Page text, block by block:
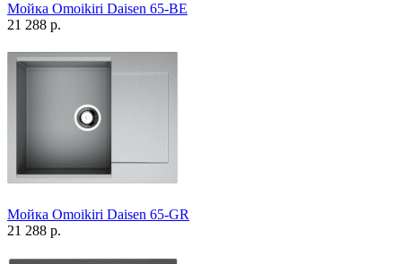
Мойка Omoikiri Daisen 65-BE
21 288 р.
Мойка Omoikiri Daisen 65-GR
21 288 р.